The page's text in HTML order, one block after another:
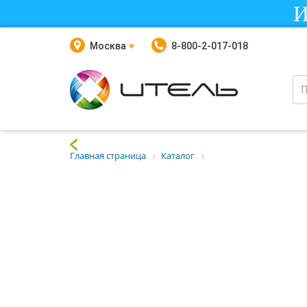
Москва 8-800-2-017-018
Главная страница Каталог